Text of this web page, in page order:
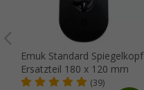
Emuk Standard Spiegelkopf
Ersatzteil 180 x 120 mm
(39)